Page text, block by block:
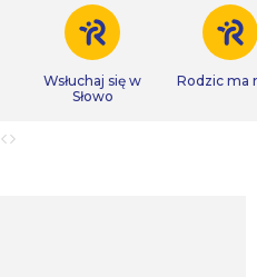
Wsłuchaj się w
Słowo
Rodzic ma